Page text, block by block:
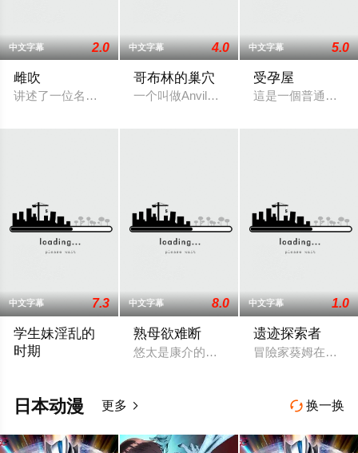
中文字幕 2.0
雌吹
讲述了一位名叫爱（Ai）的角色面临的困境。她的游戏实况视频
中文字幕 4.0
哥布林的巢穴
一个叫做Anvil的虔诚巡礼者成为了袭击
中文字幕 5.0
受孕屋
這是一個普通的上
中文字幕 7.3
学生妹淫乱的
时期
中文字幕 8.0
熟母欲难断
悠太是康介的好友，有一天他去康介家做
中文字幕 1.0
遗迹探索者
冒險家葵姆在旅途
 换一换
日本动漫 更多 